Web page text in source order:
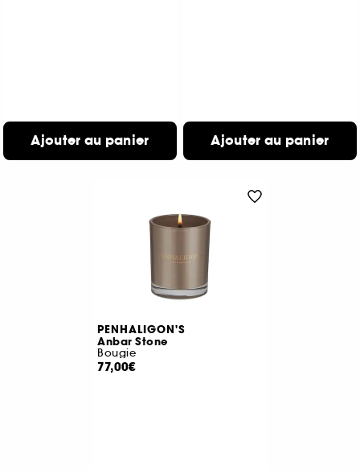
Ajouter au panier Ajouter au panier
PENHALIGON'S
Anbar Stone
Bougie
77,00€